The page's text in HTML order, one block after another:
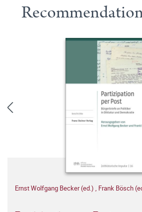
Ernst Wolfgang Becker (ed.) , Frank Bösch